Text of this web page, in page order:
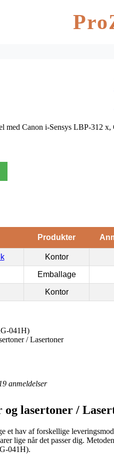
med Canon i-Sensys LBP-312
Produkter
Kontor
Emballage
Kontor
041H)
/ Lasertoner
19 anmeldelser
lasertoner /
et hav af forskellige
lige når det passer dig.
041H).